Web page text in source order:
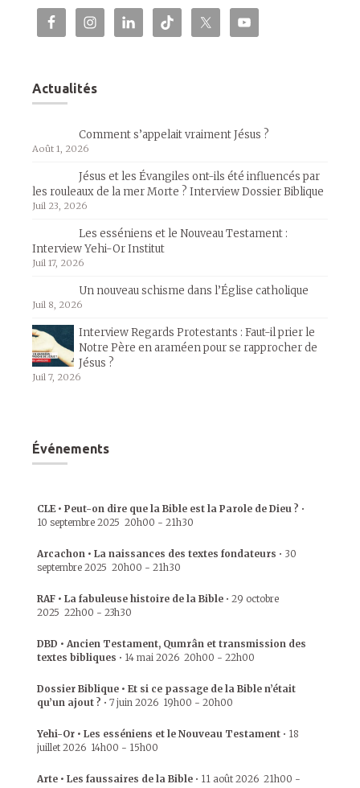
Actualités
Comment s’appelait vraiment Jésus ?
Août 1, 2026
Jésus et les Évangiles ont-ils été influencés par
les rouleaux de la mer Morte ? Interview Dossier Biblique
Juil 23, 2026
Les esséniens et le Nouveau Testament :
Interview Yehi-Or Institut
Juil 17, 2026
Un nouveau schisme dans l’Église catholique
Juil 8, 2026
Interview Regards Protestants : Faut-il prier le
Notre Père en araméen pour se rapprocher de
Jésus ?
Juil 7, 2026
Événements
CLE • Peut-on dire que la Bible est la Parole de Dieu ? •
10 septembre 2025 20h00 - 21h30
Arcachon • La naissances des textes fondateurs • 30
septembre 2025 20h00 - 21h30
RAF • La fabuleuse histoire de la Bible • 29 octobre
2025 22h00 - 23h30
DBD • Ancien Testament, Qumrân et transmission des
textes bibliques • 14 mai 2026 20h00 - 22h00
Dossier Biblique • Et si ce passage de la Bible n’était
qu’un ajout ? • 7 juin 2026 19h00 - 20h00
Yehi-Or • Les esséniens et le Nouveau Testament • 18
juillet 2026 14h00 - 15h00
Arte • Les faussaires de la Bible • 11 août 2026 21h00 -